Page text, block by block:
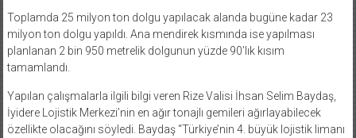
Toplamda 25 milyon ton dolgu yapılacak alanda bugüne kadar 23
milyon ton dolgu yapıldı. Ana mendirek kısmında ise yapılması
planlanan 2 bin 950 metrelik dolgunun yüzde 90’lık kısım
tamamlandı.
Yapılan çalışmalarla ilgili bilgi veren Rize Valisi İhsan Selim Baydaş,
İyidere Lojistik Merkezi’nin en ağır tonajlı gemileri ağırlayabilecek
özellikte olacağını söyledi. Baydaş “Türkiye’nin 4. büyük lojistik limanı